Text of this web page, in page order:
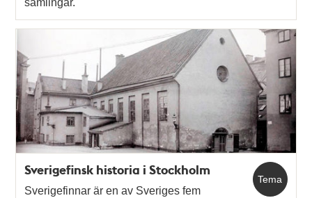
samlingar.
Tema
Sverigefinsk historia i Stockholm
Sverigefinnar är en av Sveriges fem